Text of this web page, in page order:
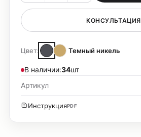
КОНСУЛЬТАЦИЯ
Цвет: Темный никель
В наличии:34шт
Артикул
ИнструкцияPDF